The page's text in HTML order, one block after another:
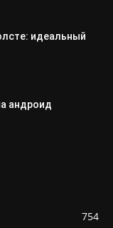
идеальный
андроид
754